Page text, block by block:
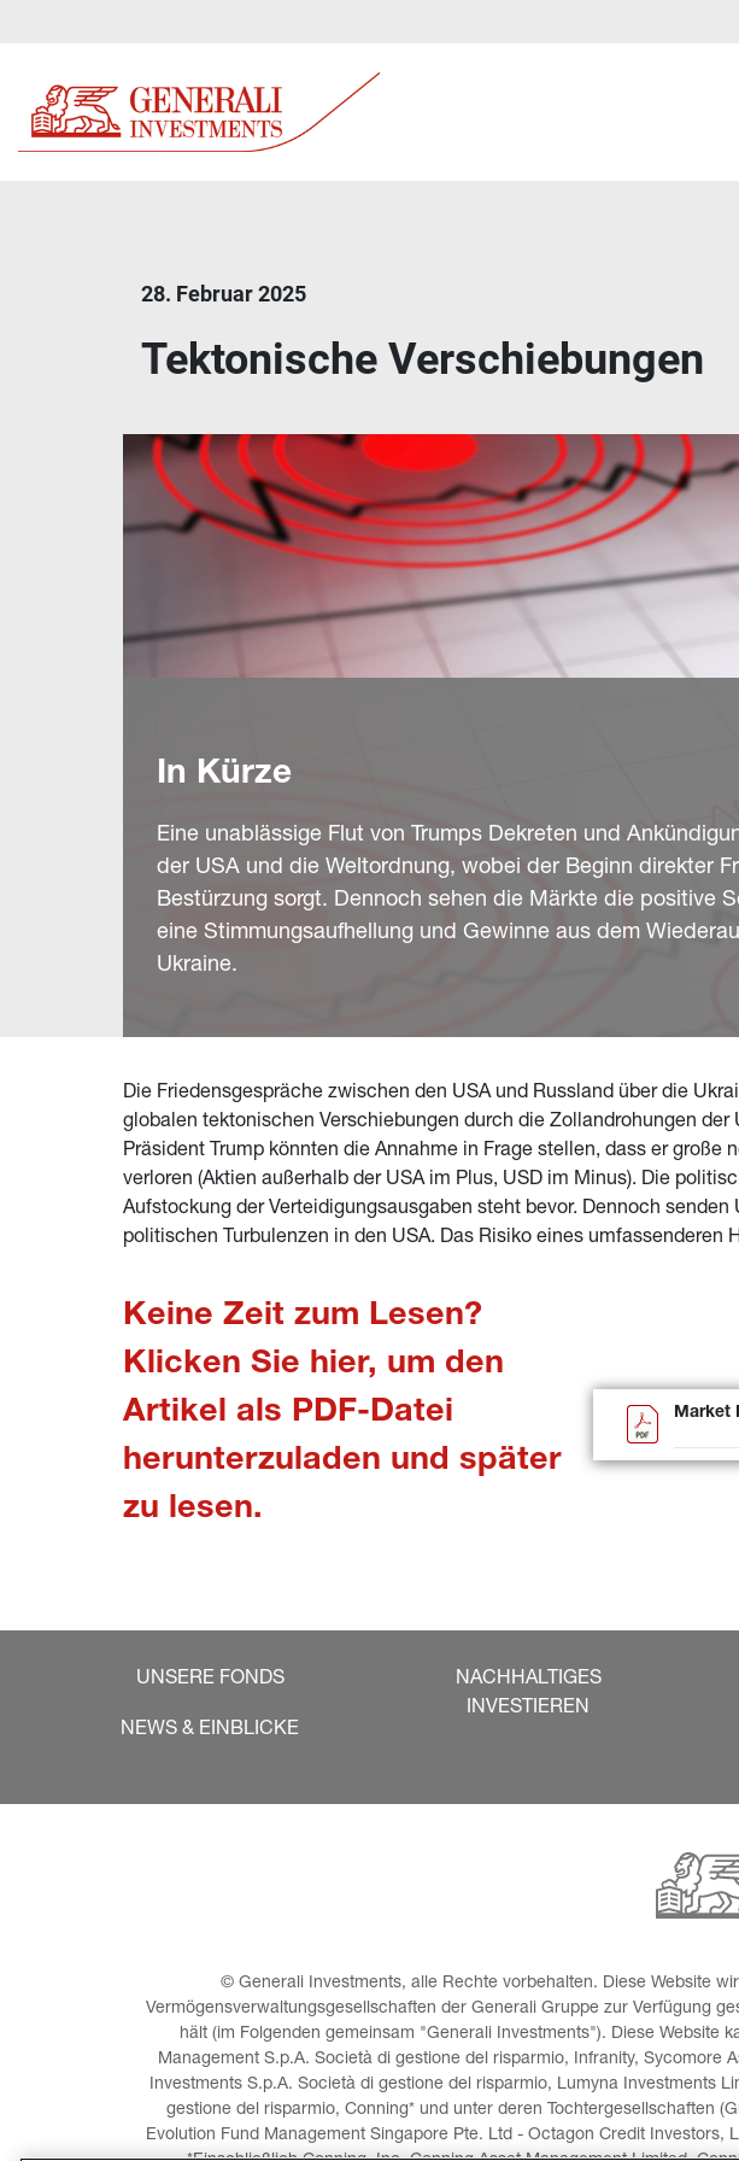
28. Februar 2025
Tektonische Verschiebungen
In Kürze
Eine unablässige Flut von Trumps Dekreten und
der USA und die Weltordnung, wobei der Beginn direkter
Bestürzung sorgt. Dennoch sehen die Märkte die positive
eine Stimmungsaufhellung und Gewinne aus dem
Ukraine.
Die Friedensgespräche zwischen den USA und Russland über die
globalen tektonischen Verschiebungen durch die Zollandrohungen der
Präsident Trump könnten die Annahme in Frage stellen, dass er
verloren (Aktien außerhalb der USA im Plus, USD im Minus). Die
Aufstockung der Verteidigungsausgaben steht bevor. Dennoch
politischen Turbulenzen in den USA. Das Risiko eines umfassenderen
Keine Zeit zum Lesen?
Klicken Sie hier, um den
Artikel als PDF-Datei
herunterzuladen und später
zu lesen.
Market
UNSERE FONDS
NEWS & EINBLICKE
NACHHALTIGES
INVESTIEREN
© Generali Investments, alle Rechte vorbehalten. Diese Website
Vermögensverwaltungsgesellschaften der Generali Gruppe zur Verfügung
hält (im Folgenden gemeinsam "Generali Investments"). Diese Website
Management S.p.A. Società di gestione del risparmio, Infranity, Sycomore
Investments S.p.A. Società di gestione del risparmio, Lumyna Investments
gestione del risparmio, Conning* und unter deren Tochtergesellschaften
Evolution Fund Management Singapore Pte. Ltd - Octagon Credit